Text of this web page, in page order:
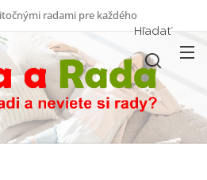
radami pre každého
Hľadať